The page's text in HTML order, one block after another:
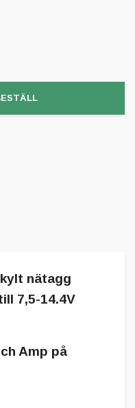
nätagg
7,5-14.4V
Amp på